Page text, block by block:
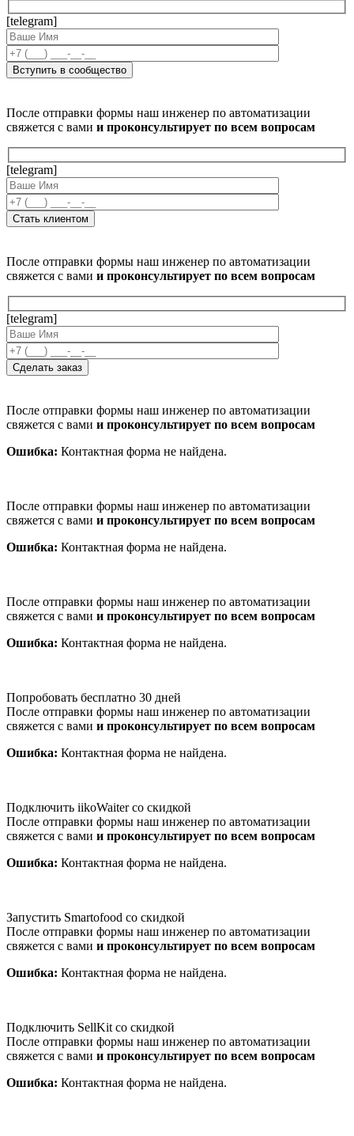
[telegram]
После отправки формы наш инженер по автоматизации
свяжется с вами и проконсультирует по всем вопросам
[telegram]
После отправки формы наш инженер по автоматизации
свяжется с вами и проконсультирует по всем вопросам
[telegram]
После отправки формы наш инженер по автоматизации
свяжется с вами и проконсультирует по всем вопросам
Ошибка: Контактная форма не найдена.
После отправки формы наш инженер по автоматизации
свяжется с вами и проконсультирует по всем вопросам
Ошибка: Контактная форма не найдена.
После отправки формы наш инженер по автоматизации
свяжется с вами и проконсультирует по всем вопросам
Ошибка: Контактная форма не найдена.
Попробовать бесплатно 30 дней
После отправки формы наш инженер по автоматизации
свяжется с вами и проконсультирует по всем вопросам
Ошибка: Контактная форма не найдена.
Подключить iikoWaiter со скидкой
После отправки формы наш инженер по автоматизации
свяжется с вами и проконсультирует по всем вопросам
Ошибка: Контактная форма не найдена.
Запустить Smartofood со скидкой
После отправки формы наш инженер по автоматизации
свяжется с вами и проконсультирует по всем вопросам
Ошибка: Контактная форма не найдена.
Подключить SellKit со скидкой
После отправки формы наш инженер по автоматизации
свяжется с вами и проконсультирует по всем вопросам
Ошибка: Контактная форма не найдена.